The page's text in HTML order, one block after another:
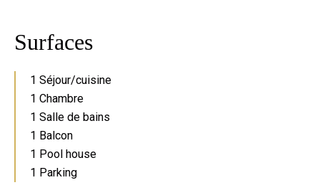
Surfaces
1 Séjour/cuisine
1 Chambre
1 Salle de bains
1 Balcon
1 Pool house
1 Parking